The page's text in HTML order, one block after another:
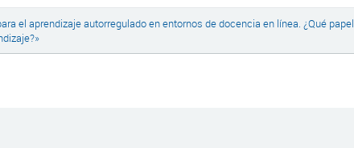
el aprendizaje autorregulado en entornos de docencia en línea. ¿Qué papel